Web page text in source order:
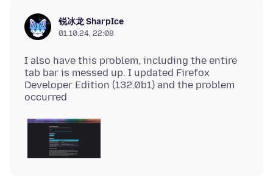
锐冰龙 SharpIce
01.10.24, 22:08
I also have this problem, including the entire
tab bar is messed up. I updated Firefox
Developer Edition (132.0b1) and the problem